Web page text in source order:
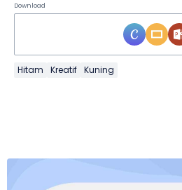
Download
Hitam Kreatif Kuning